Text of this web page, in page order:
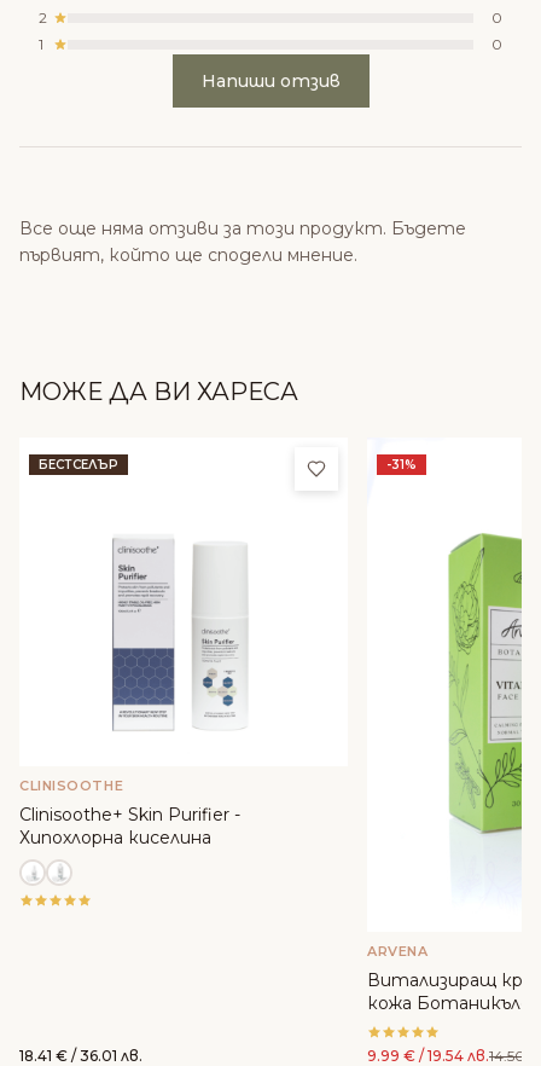
2
0
1
0
Напиши отзив
Все още няма отзиви за този продукт. Бъдете
първият, който ще сподели мнение.
МОЖЕ ДА ВИ ХАРЕСА
БЕСТСЕЛЪР Добави в любими
CLINISOOTHE
Clinisoothe+ Skin Purifier -
Хипохлорна киселина
18.41 € / 36.01 лв.
-31%
ARVENA
Витализиращ
кожа Ботаникълс
Cosmetics
9.99 € / 19.54 лв.14.50